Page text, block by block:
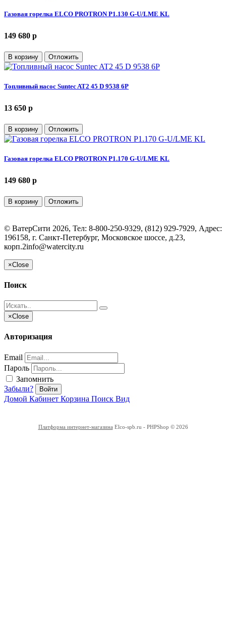
Газовая горелка ELCO PROTRON P1.130 G-U/LME KL
149 680 p
В корзину Отложить
Топливный насос Suntec AT2 45 D 9538 6P
13 650 p
В корзину Отложить
Газовая горелка ELCO PROTRON P1.170 G-U/LME KL
149 680 p
В корзину Отложить
© ВатерСити 2026, Тел: 8-800-250-9329, (812) 929-7929, Адрес:
196158, г. Санкт-Петербург, Московское шоссе, д.23,
корп.2info@watercity.ru
×Close
Поиск
×Close
Авторизация
Email
Пароль
Запомнить
Забыли?
Войти
Домой Кабинет Корзина Поиск Вид
Платформа интернет-магазина Elco-spb.ru - PHPShop © 2026